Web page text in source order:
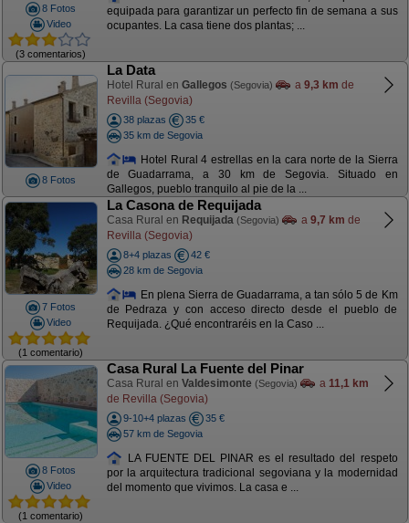
8 Fotos
Video
(3 comentarios)
equipada para garantizar un perfecto fin de semana a sus
ocupantes. La casa tiene dos plantas; ...
8 Fotos
La Data
Hotel Rural en Gallegos (Segovia) a 9,3 km de
Revilla (Segovia)
38 plazas
35 €
35 km de Segovia
Hotel Rural 4 estrellas en la cara norte de la Sierra
de Guadarrama, a 30 km de Segovia. Situado en
Gallegos, pueblo tranquilo al pie de la ...
7 Fotos
Video
(1 comentario)
La Casona de Requijada
Casa Rural en Requijada (Segovia) a 9,7 km de
Revilla (Segovia)
8+4 plazas
42 €
28 km de Segovia
En plena Sierra de Guadarrama, a tan sólo 5 de Km
de Pedraza y con acceso directo desde el pueblo de
Requijada. ¿Qué encontraréis en la Caso ...
8 Fotos
Video
(1 comentario)
Casa Rural La Fuente del Pinar
Casa Rural en Valdesimonte (Segovia) a 11,1 km
de Revilla (Segovia)
9-10+4 plazas
35 €
57 km de Segovia
LA FUENTE DEL PINAR es el resultado del respeto
por la arquitectura tradicional segoviana y la modernidad
del momento que vivimos. La casa e ...